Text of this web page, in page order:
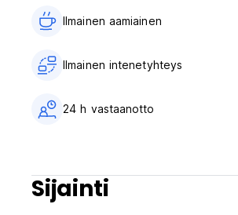
Ilmainen aamiainen‎
Ilmainen intenetyhteys
24 h vastaanotto
Sijainti